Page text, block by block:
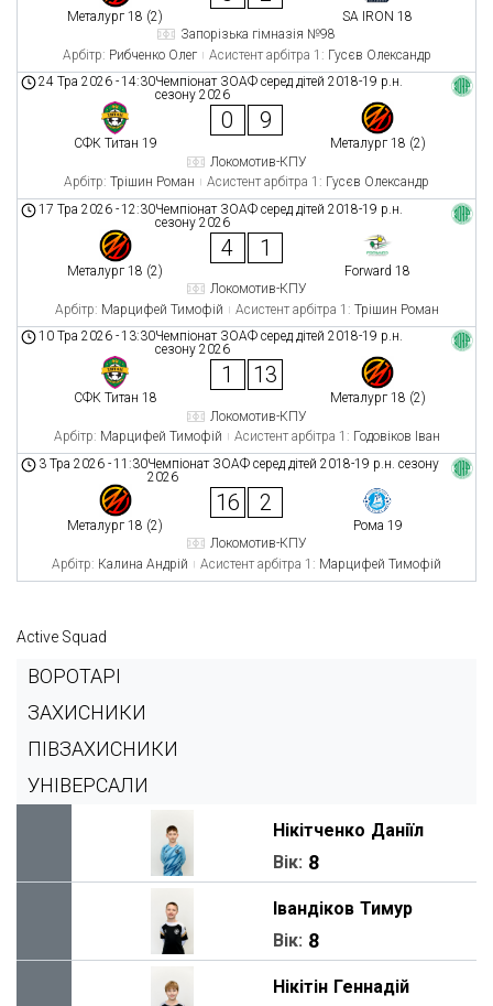
Металург 18 (2)
SA IRON 18
Запорізька гімназія №98
Арбітр: Рибченко Олег Асистент арбітра 1: Гусєв Олександр
Чемпіонат ЗОАФ серед дітей 2018-19 р.н.
сезону 2026
24 Тра 2026 -14:30
СФК Титан 19
0 9
Металург 18 (2)
Локомотив-КПУ
Арбітр: Трішин Роман Асистент арбітра 1: Гусєв Олександр
Чемпіонат ЗОАФ серед дітей 2018-19 р.н.
сезону 2026
17 Тра 2026 -12:30
Металург 18 (2)
4 1
Forward 18
Локомотив-КПУ
Арбітр: Марцифей Тимофій Асистент арбітра 1: Трішин Роман
Чемпіонат ЗОАФ серед дітей 2018-19 р.н.
сезону 2026
10 Тра 2026 -13:30
СФК Титан 18
1 13
Металург 18 (2)
Локомотив-КПУ
Арбітр: Марцифей Тимофій Асистент арбітра 1: Годовіков Іван
Чемпіонат ЗОАФ серед дітей 2018-19 р.н. сезону
2026
3 Тра 2026 -11:30
Металург 18 (2)
16 2
Рома 19
Локомотив-КПУ
Арбітр: Калина Андрій Асистент арбітра 1: Марцифей Тимофій
Active Squad
ВОРОТАРІ
ЗАХИСНИКИ
ПІВЗАХИСНИКИ
УНІВЕРСАЛИ
Нікітченко Даніїл
Вік: 8
Івандіков Тимур
Вік: 8
Нікітін Геннадій